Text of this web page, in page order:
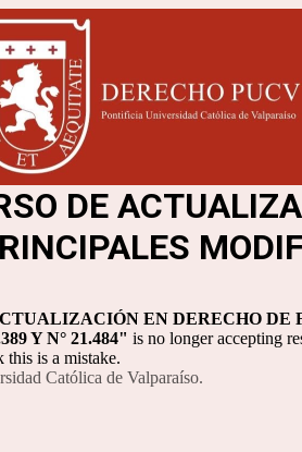
DE
EN DERECHO
Y N° 21.484" is no longer accepting
is a mistake.
Católica de Valparaíso.